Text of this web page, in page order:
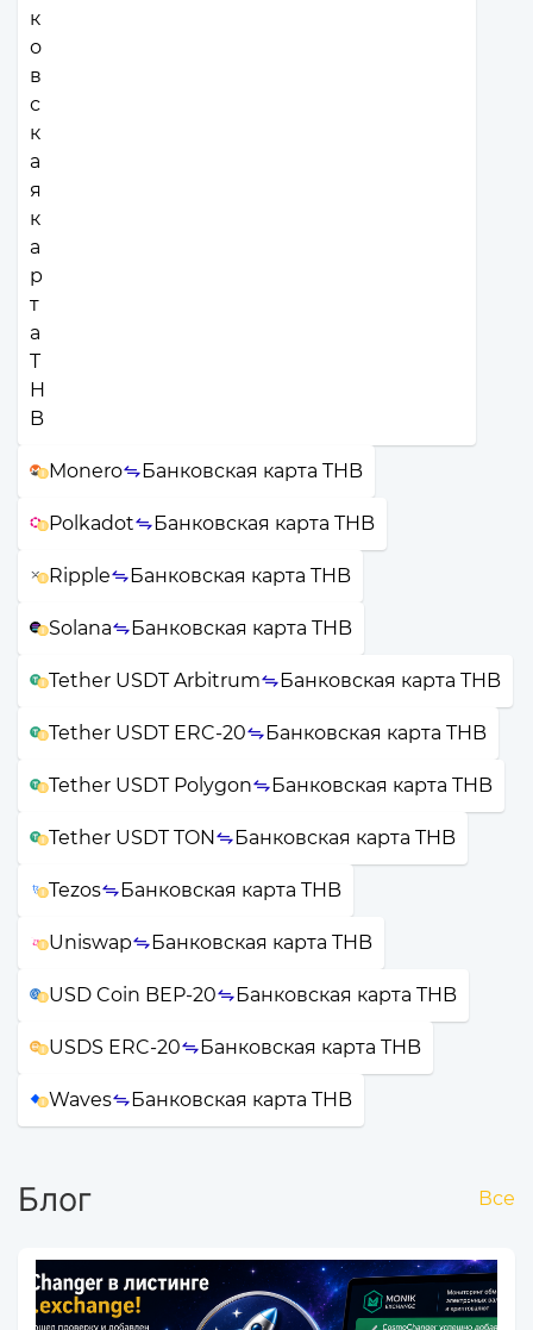
Monero Банковская карта THB
Polkadot Банковская карта THB
Ripple Банковская карта THB
Solana Банковская карта THB
Tether USDT Arbitrum Банковская карта THB
Tether USDT ERC-20 Банковская карта THB
Tether USDT Polygon Банковская карта THB
Tether USDT TON Банковская карта THB
Tezos Банковская карта THB
Uniswap Банковская карта THB
USD Coin BEP-20 Банковская карта THB
USDS ERC-20 Банковская карта THB
Waves Банковская карта THB
Блог Все